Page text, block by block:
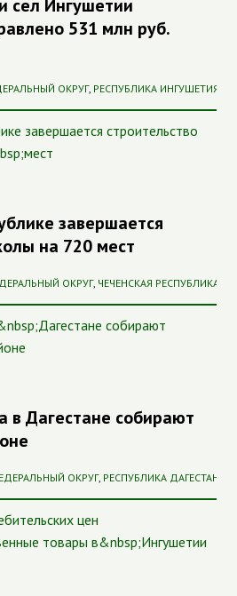
сел Ингушетии
531 млн руб.
ОКРУГ, РЕСПУБЛИКА ИНГУШЕТИЯ
завершается
на 720 мест
ОКРУГ, ЧЕЧЕНСКАЯ РЕСПУБЛИКА
в Дагестане собирают
ОКРУГ, РЕСПУБЛИКА ДАГЕСТАН